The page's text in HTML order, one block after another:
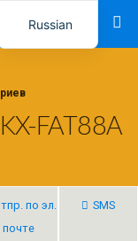
Заправка картриджей в Ташкенте – Тонер-Ресурс
FAT88A
по эл.
почте
SMS
Russian
Uzbek